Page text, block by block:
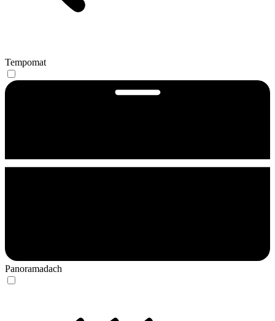
Tempomat
Panoramadach